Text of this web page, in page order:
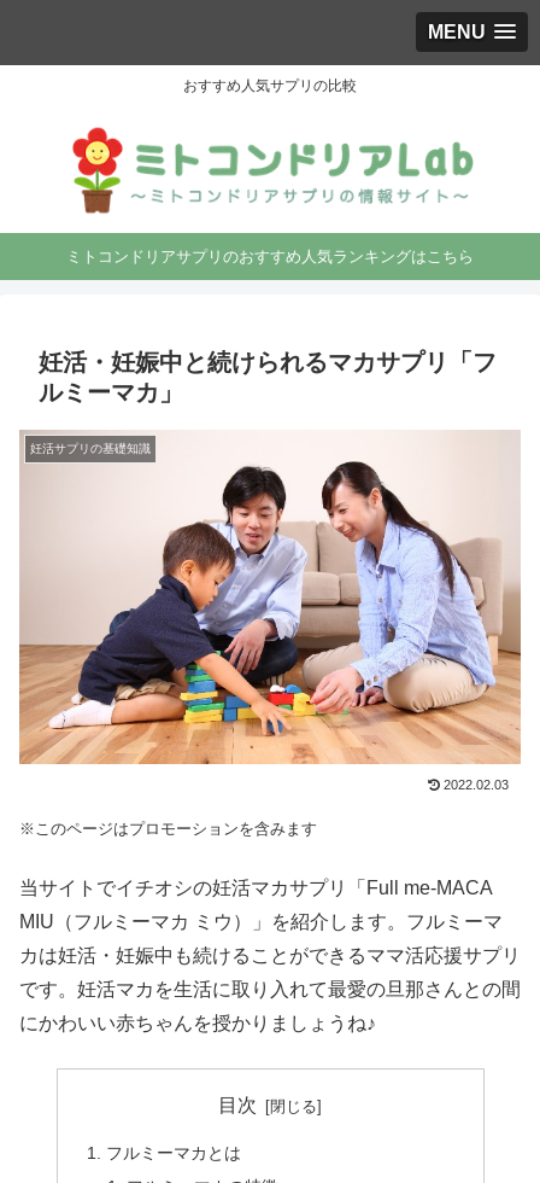
MENU
おすすめ人気サプリの比較
ミトコンドリアサプリのおすすめ人気ランキングはこちら
妊活・妊娠中と続けられるマカサプリ「フ
ルミーマカ」
妊活サプリの基礎知識
2022.02.03
※このページはプロモーションを含みます
当サイトでイチオシの妊活マカサプリ「Full me-MACA
MIU（フルミーマカ ミウ）」を紹介します。フルミーマ
カは妊活・妊娠中も続けることができるママ活応援サプリ
です。妊活マカを生活に取り入れて最愛の旦那さんとの間
にかわいい赤ちゃんを授かりましょうね♪
目次
フルミーマカとは